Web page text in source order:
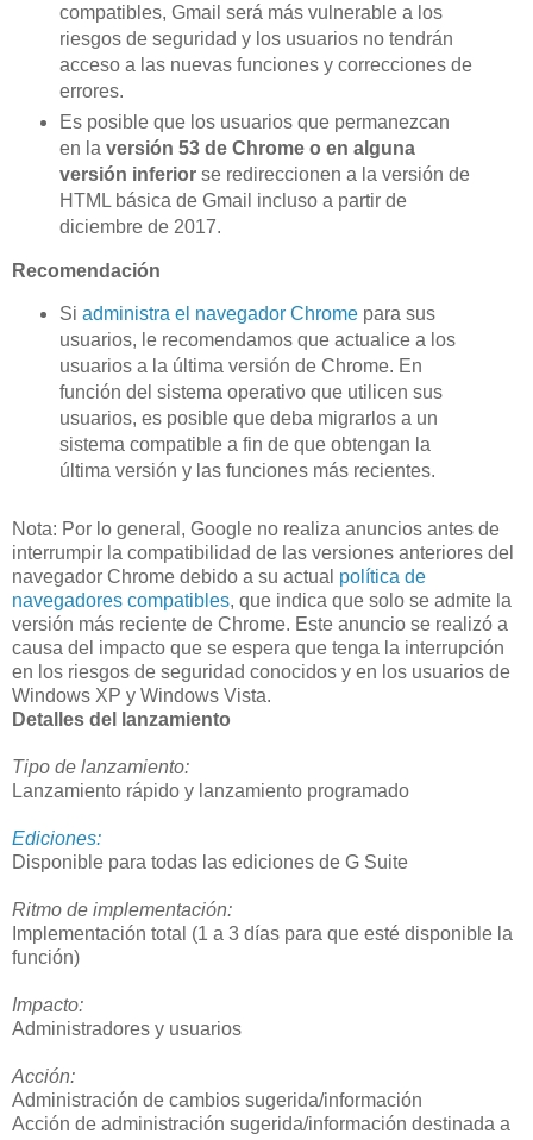
compatibles, Gmail será más vulnerable a los
riesgos de seguridad y los usuarios no tendrán
acceso a las nuevas funciones y correcciones de
errores.
Es posible que los usuarios que permanezcan
en la versión 53 de Chrome o en alguna
versión inferiorse redireccionen a la versión de
HTML básica de Gmail incluso a partir de
diciembre de 2017.
Recomendación
Si administra el navegador Chromepara sus
usuarios, le recomendamos que actualice a los
usuarios a la última versión de Chrome. En
función del sistema operativo que utilicen sus
usuarios, es posible que deba migrarlos a un
sistema compatible a fin de que obtengan la
última versión y las funciones más recientes.
Nota: Por lo general, Google no realiza anuncios antes de
interrumpir la compatibilidad de las versiones anteriores del
navegador Chrome debido a su actual política de
navegadores compatibles, que indica que solo se admite la
versión más reciente de Chrome. Este anuncio se realizó a
causa del impacto que se espera que tenga la interrupción
en los riesgos de seguridad conocidos y en los usuarios de
Windows XP y Windows Vista.
Detalles del lanzamiento
Tipo de lanzamiento:
Lanzamiento rápido y lanzamiento programado
Ediciones:
Disponible para todas las ediciones de G Suite
Ritmo de implementación:
Implementación total (1 a 3 días para que esté disponible la
función)
Impacto:
Administradores y usuarios
Acción:
Administración de cambios sugerida/información
Acción de administración sugerida/información destinada a